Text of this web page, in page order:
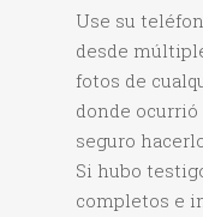
Use su
desde
fotos de
donde
seguro
Si hubo
completos e